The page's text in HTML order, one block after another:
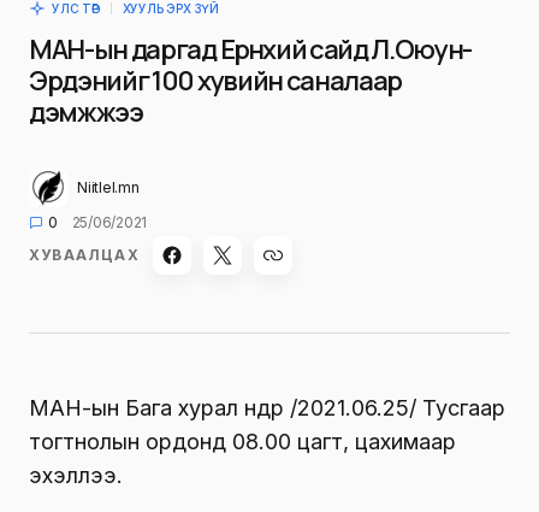
УЛС ТӨР ХУУЛЬ ЭРХ ЗҮЙ
МАН-ын даргад Ерөнхий сайд Л.Оюун-
Эрдэнийг 100 хувийн саналаар
дэмжжээ
Niitlel.mn
0
25/06/2021
ХУВААЛЦАХ
МАН-ын Бага хурал өнөөдөр /2021.06.25/ Тусгаар
тогтнолын ордонд 08.00 цагт, цахимаар
эхэллээ.